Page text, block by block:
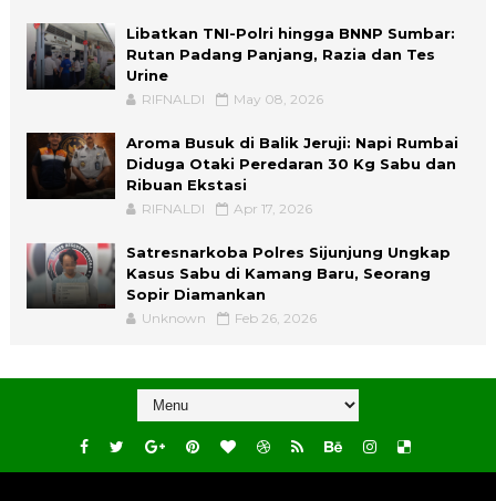
Libatkan TNI-Polri hingga BNNP Sumbar:
Rutan Padang Panjang, Razia dan Tes
Urine
RIFNALDI May 08, 2026
Aroma Busuk di Balik Jeruji: Napi Rumbai
Diduga Otaki Peredaran 30 Kg Sabu dan
Ribuan Ekstasi
RIFNALDI Apr 17, 2026
Satresnarkoba Polres Sijunjung Ungkap
Kasus Sabu di Kamang Baru, Seorang
Sopir Diamankan
Unknown Feb 26, 2026